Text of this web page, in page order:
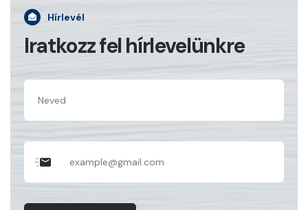
Hírlevél
Iratkozz fel hírlevelünkre